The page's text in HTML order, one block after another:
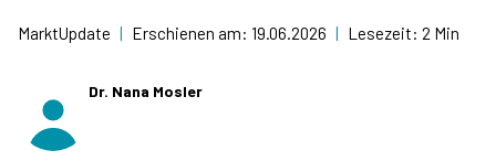
MarktUpdate | Erschienen am: 19.06.2026 | Lesezeit: 2 Min
Dr. Nana Mosler